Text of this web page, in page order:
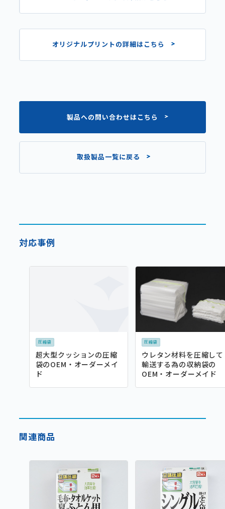
オリジナルプリントの詳細はこちら
製品への問い合わせはこちら
取扱製品一覧に戻る
対応事例
圧縮袋
超大型クッションの圧縮
袋のOEM・オーダーメイ
ド
圧縮袋
ウレタン材料を圧縮して
輸送する為の収納袋の
OEM・オーダーメイド
関連商品